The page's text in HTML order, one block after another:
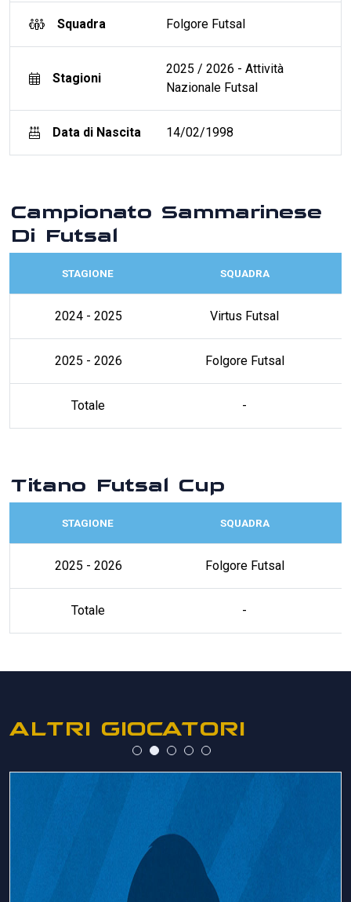
Squadra Folgore Futsal
Stagioni
2025 / 2026 - Attività
Nazionale Futsal
Data di Nascita 14/02/1998
Campionato Sammarinese
Di Futsal
STAGIONE SQUADRA
2024 - 2025 Virtus Futsal
2025 - 2026 Folgore Futsal
Totale -
Titano Futsal Cup
STAGIONE SQUADRA
2025 - 2026 Folgore Futsal
Totale -
ALTRI GIOCATORI